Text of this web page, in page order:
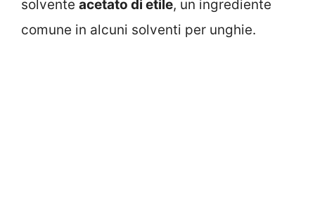
solvente acetato di etile, un ingrediente
comune in alcuni solventi per unghie.